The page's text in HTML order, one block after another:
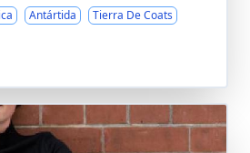
Antártida
Tierra De Coats